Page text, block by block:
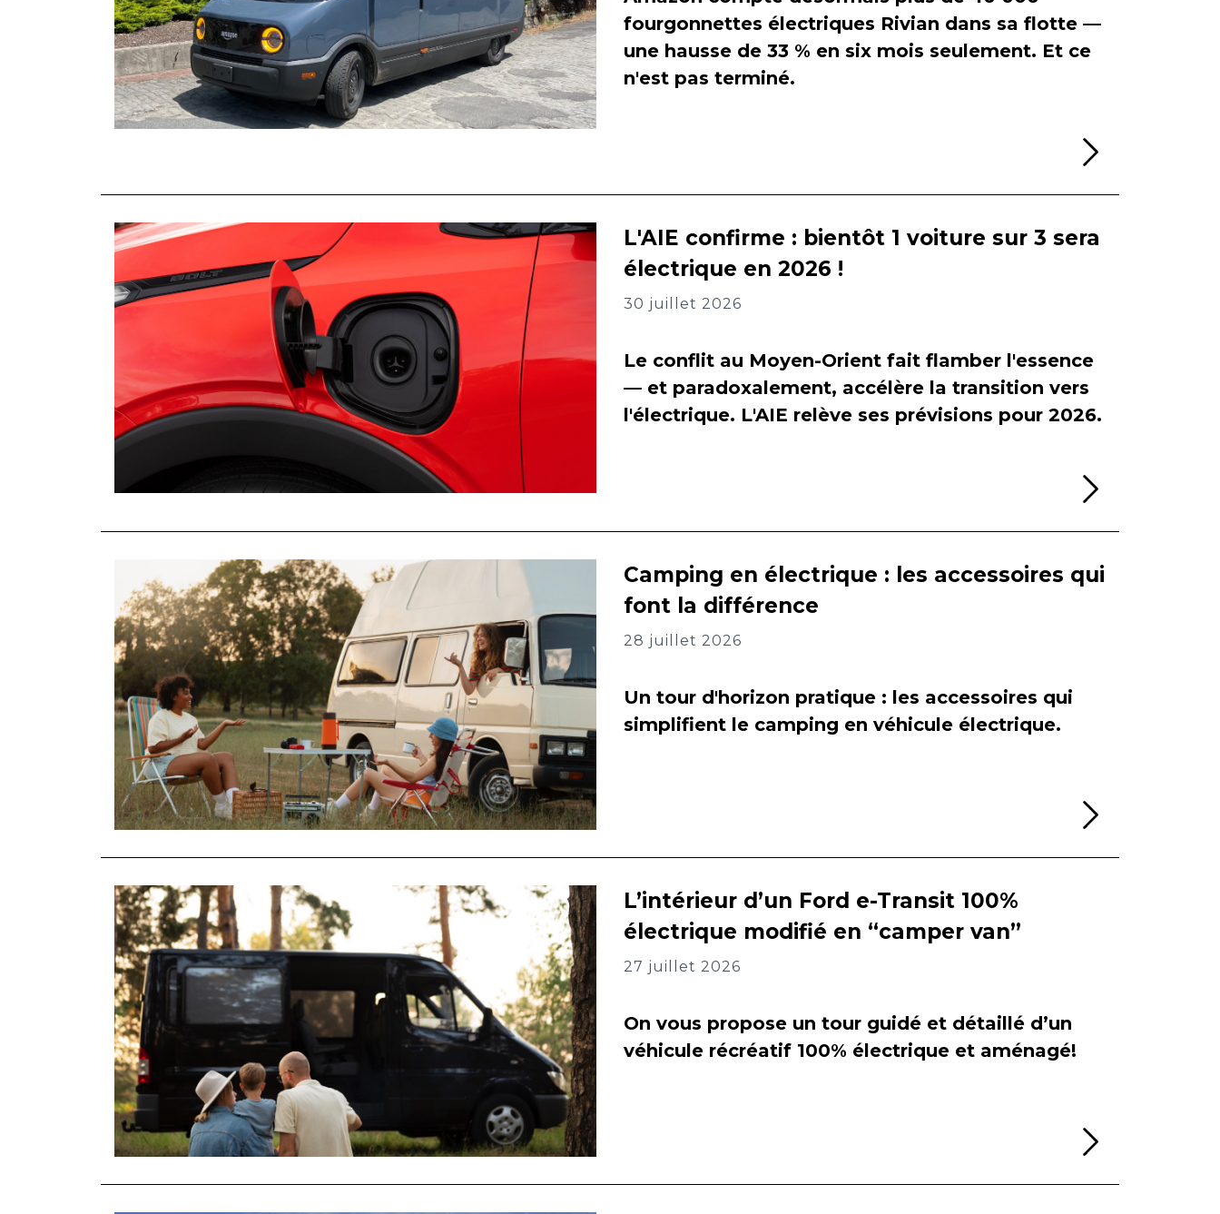
fourgonnettes électriques Rivian dans sa flotte —
une hausse de 33 % en six mois seulement. Et ce
n'est pas terminé.
L'AIE confirme : bientôt 1 voiture sur 3 sera
électrique en 2026 !
30 juillet 2026
Le conflit au Moyen-Orient fait flamber l'essence
— et paradoxalement, accélère la transition vers
l'électrique. L'AIE relève ses prévisions pour 2026.
Camping en électrique : les accessoires qui
font la différence
28 juillet 2026
Un tour d'horizon pratique : les accessoires qui
simplifient le camping en véhicule électrique.
L’intérieur d’un Ford e-Transit 100%
électrique modifié en “camper van”
27 juillet 2026
On vous propose un tour guidé et détaillé d’un
véhicule récréatif 100% électrique et aménagé!